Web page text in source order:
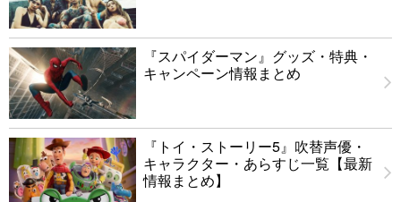
『スパイダーマン』グッズ・特典・
キャンペーン情報まとめ
『トイ・ストーリー5』吹替声優・
キャラクター・あらすじ一覧【最新
情報まとめ】